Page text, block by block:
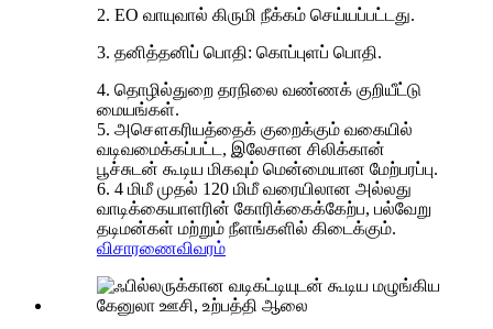
2. EO வாயுவால் கிருமி நீக்கம் செய்யப்பட்டது.
3. தனித்தனிப் பொதி: கொப்புளப் பொதி.
4. தொழில்துறை தரநிலை வண்ணக் குறியீட்டு
மையங்கள்.
5. அசௌகரியத்தைக் குறைக்கும் வகையில்
வடிவமைக்கப்பட்ட, இலேசான சிலிக்கான்
பூச்சுடன் கூடிய மிகவும் மென்மையான மேற்பரப்பு.
6. 4 மிமீ முதல் 120 மிமீ வரையிலான அல்லது
வாடிக்கையாளரின் கோரிக்கைக்கேற்ப, பல்வேறு
தடிமன்கள் மற்றும் நீளங்களில் கிடைக்கும்.
விசாரணைவிவரம்